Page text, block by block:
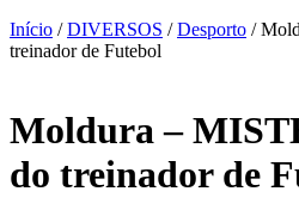
Início /DIVERSOS /Desporto /
treinador de Futebol
Moldura –
do treinador de